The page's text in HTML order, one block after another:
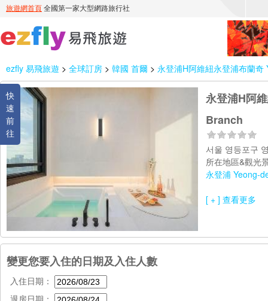
ezfly 易飛旅遊 > 全球訂房 > 韓國 首爾 > 永登浦H阿維紐永登浦布蘭
快
速
前
往
永登浦H阿
Branch
서울 영등포구
所在地區&觀光
永登浦 Yeong-
[ + ] 查看更多
變更您要入住的日期及入住人數
入住日期：
退房日期：